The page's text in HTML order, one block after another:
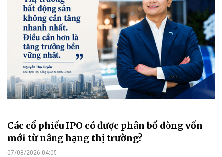
Các cổ phiếu IPO có được phân bổ dòng vốn
mới từ nâng hạng thị trường?
07/08/2026 04:05